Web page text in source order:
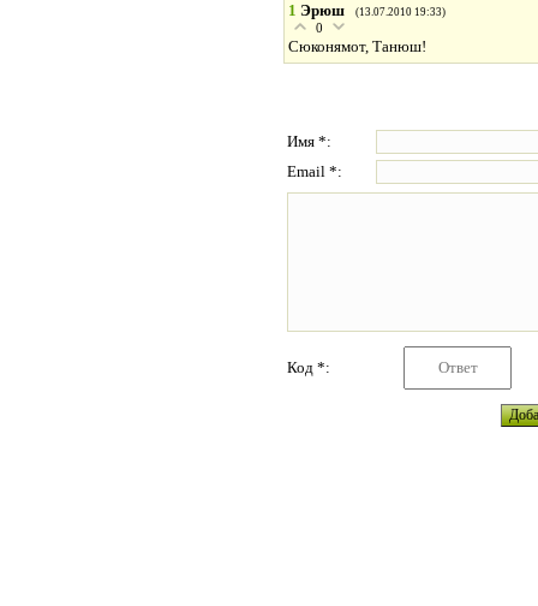
1 Эрюш (13.07.2010 19:33)
0
Сюконямот, Танюш!
Имя *:
Email *:
Код *: